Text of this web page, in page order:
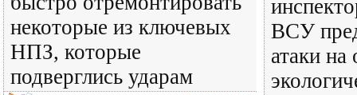
некоторые из ключевых
НПЗ, которые
подверглись ударам
ВСУ
атаки на